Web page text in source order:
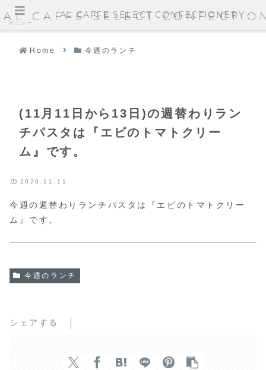
AL CAFFE SELECT
Home 今週のランチ
(11月11日から13日)の週替わりラン
チパスタは『エビのトマトクリー
ム』です。
2020.11.11
今週の週替わりランチパスタは『エビのトマトクリー
ム』です。
今週のランチ
シェアする
メニュー
AL CAFFE SELECT CONFECTIONERY